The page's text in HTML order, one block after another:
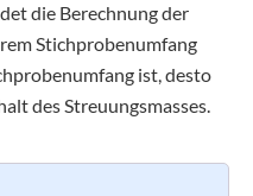
die Berechnung der
Stichprobenumfang
ist, desto
des Streuungsmasses.